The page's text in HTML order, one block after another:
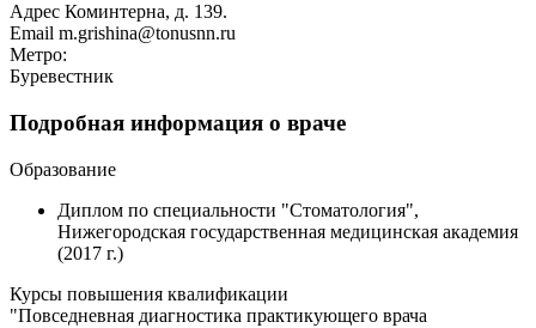
Адрес Коминтерна, д. 139.
Email m.grishina@tonusnn.ru
Метро:
Буревестник
Подробная информация о враче
Образование
Диплом по специальности "Стоматология",
Нижегородская государственная медицинская академия
(2017 г.)
Курсы повышения квалификации
"Повседневная диагностика практикующего врача